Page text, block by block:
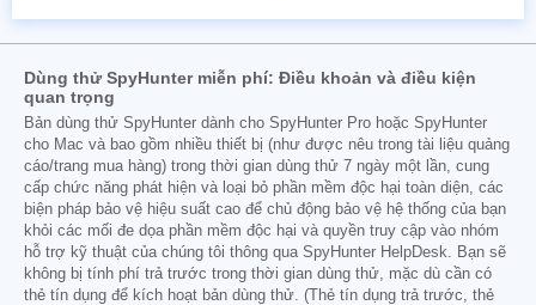
Dùng thử SpyHunter miễn phí: Điều khoản và điều kiện
quan trọng
Bản dùng thử SpyHunter dành cho SpyHunter Pro hoặc SpyHunter
cho Mac và bao gồm nhiều thiết bị (như được nêu trong tài liệu quảng
cáo/trang mua hàng) trong thời gian dùng thử 7 ngày một lần, cung
cấp chức năng phát hiện và loại bỏ phần mềm độc hại toàn diện, các
biện pháp bảo vệ hiệu suất cao để chủ động bảo vệ hệ thống của bạn
khỏi các mối đe dọa phần mềm độc hại và quyền truy cập vào nhóm
hỗ trợ kỹ thuật của chúng tôi thông qua SpyHunter HelpDesk. Bạn sẽ
không bị tính phí trả trước trong thời gian dùng thử, mặc dù cần có
thẻ tín dụng để kích hoạt bản dùng thử. (Thẻ tín dụng trả trước, thẻ